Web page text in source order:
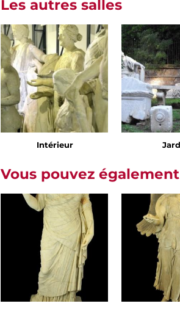
Les autres salles
Intérieur
Vous pouvez